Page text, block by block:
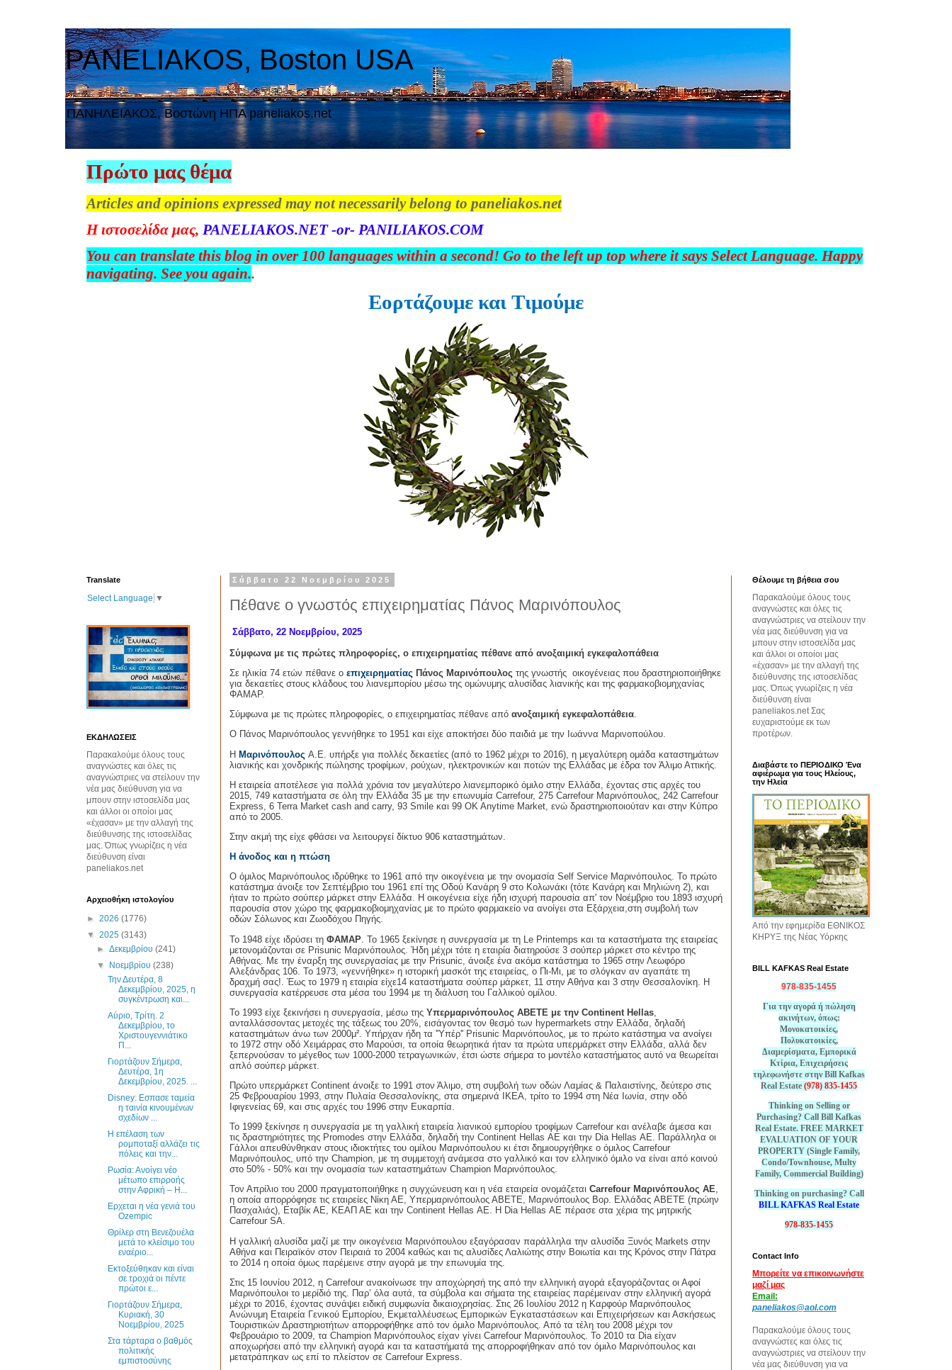
PANELIAKOS, Boston USA
ΠAΝΗΛΕΙΑΚΟΣ, Βοστώνη ΗΠΑ paneliakos.net
Πρώτο μας θέμα
Articles and opinions expressed may not necessarily belong to paneliakos.net
Η ιστοσελίδα μας, PANELIAKOS.NET -or- PANILIAKOS.COM
You can translate this blog in over 100 languages within a second! Go to the left up top where it says Select Language. Happy
navigating. See you again..
Εορτάζουμε και Tιμούμε
Σάββατο 22 Νοεμβρίου 2025
Πέθανε ο γνωστός επιχειρηματίας Πάνος Μαρινόπουλος
Σάββατο, 22 Νοεμβρίου, 2025
Σύμφωνα με τις πρώτες πληροφορίες, ο επιχειρηματίας πέθανε από ανοξαιμική εγκεφαλοπάθεια
Σε ηλικία 74 ετών πέθανε ο επιχειρηματίας Πάνος Μαρινόπουλος της γνωστής οικογένειας που δραστηριοποιήθηκε
για δεκαετίες στους κλάδους του λιανεμπορίου μέσω της ομώνυμης αλυσίδας λιανικής και της φαρμακοβιομηχανίας
ΦΑΜΑΡ.
Σύμφωνα με τις πρώτες πληροφορίες, ο επιχειρηματίας πέθανε από ανοξαιμική εγκεφαλοπάθεια.
Ο Πάνος Μαρινόπουλος γεννήθηκε το 1951 και είχε αποκτήσει δύο παιδιά με την Ιωάννα Μαρινοπούλου.
Η Μαρινόπουλος Α.Ε. υπήρξε για πολλές δεκαετίες (από το 1962 μέχρι το 2016), η μεγαλύτερη ομάδα καταστημάτων
λιανικής και χονδρικής πώλησης τροφίμων, ρούχων, ηλεκτρονικών και ποτών της Ελλάδας με έδρα τον Άλιμο Αττικής.
Η εταιρεία αποτέλεσε για πολλά χρόνια τον μεγαλύτερο λιανεμπορικό όμιλο στην Ελλάδα, έχοντας στις αρχές του
2015, 749 καταστήματα σε όλη την Ελλάδα 35 με την επωνυμία Carrefour, 275 Carrefour Μαρινόπουλος, 242 Carrefour
Express , 6 Terra Market cash and carry, 93 Smile και 99 OK Anytime Market , ενώ δραστηριοποιούταν και στην Κύπρο
από το 2005.
Στην ακμή της είχε φθάσει να λειτουργεί δίκτυο 906 καταστημάτων.
Η άνοδος και η πτώση
Ο όμιλος Μαρινόπουλος ιδρύθηκε το 1961 από την οικογένεια με την ονομασία Self Service Μαρινόπουλος. Το πρώτο
κατάστημα άνοιξε τον Σεπτέμβριο του 1961 επί της Οδού Κανάρη 9 στο Κολωνάκι (τότε Κανάρη και Μηλιώνη 2), και
ήταν το πρώτο σούπερ μάρκετ στην Ελλάδα. Η οικογένεια είχε ήδη ισχυρή παρουσία απ' τον Νοέμβριο του 1893 ισχυρή
παρουσία στον χώρο της φαρμακοβιομηχανίας με το πρώτο φαρμακείο να ανοίγει στα Εξάρχεια,στη συμβολή των
οδών Σόλωνος και Ζωοδόχου Πηγής.
Το 1948 είχε ιδρύσει τη ΦΑΜΑΡ . Το 1965 ξεκίνησε η συνεργασία με τη Le Printemps και τα καταστήματα της εταιρείας
μετονομάζονται σε Prisunic Μαρινόπουλος. Ήδη μέχρι τότε η εταιρία διατηρούσε 3 σούπερ μάρκετ στο κέντρο της
Αθήνας. Με την έναρξη της συνεργασίας με την Prisunic , άνοιξε ένα ακόμα κατάστημα το 1965 στην Λεωφόρο
Αλεξάνδρας 106. Το 1973, «γεννήθηκε» η ιστορική μασκότ της εταιρείας, ο Πι-Μι, με το σλόγκαν αν αγαπάτε τη
δραχμή σας!. Έως το 1979 η εταιρία είχε14 καταστήματα σούπερ μάρκετ, 11 στην Αθήνα και 3 στην Θεσσαλονίκη. Η
συνεργασία κατέρρευσε στα μέσα του 1994 με τη διάλυση του Γαλλικού ομίλου.
Το 1993 είχε ξεκινήσει η συνεργασία, μέσω της Υπερμαρινόπουλος ΑΒΕΤΕ με την Continent Hellas
ανταλλάσσοντας μετοχές της τάξεως του 20%, εισάγοντας τον θεσμό των hypermarkets στην Ελλάδα, δηλαδή
καταστημάτων άνω των 2000μ². Υπήρχαν ήδη τα ''Υπέρ'' Prisunic Μαρινόπουλος, με το πρώτο κατάστημα να ανοίγει
το 1972 στην οδό Χειμάρρας στο Μαρούσι, τα οποία θεωρητικά ήταν τα πρώτα υπερμάρκετ στην Ελλάδα, αλλά δεν
ξεπερνούσαν το μέγεθος των 1000-2000 τετραγωνικών, έτσι ώστε σήμερα το μοντέλο καταστήματος αυτό να θεωρείται
απλό σούπερ μάρκετ.
Πρώτο υπερμάρκετ Continent άνοιξε το 1991 στον Άλιμο, στη συμβολή των οδών Λαμίας & Παλαιστίνης, δεύτερο στις
25 Φεβρουαρίου 1993, στην Πυλαία Θεσσαλονίκης, στα σημερινά ΙΚΕΑ, τρίτο το 1994 στη Νέα Ιωνία, στην οδό
Ιφιγενείας 69, και στις αρχές του 1996 στην Ευκαρπία.
To 1999 ξεκίνησε η συνεργασία με τη γαλλική εταιρεία λιανικού εμπορίου τροφίμων Carrefour και ανέλαβε άμεσα και
τις δραστηριότητες της Promodes στην Ελλάδα, δηλαδή την Continent Hellas ΑΕ και την Dia Hellas ΑΕ. Παράλληλα οι
Γάλλοι απευθύνθηκαν στους ιδιοκτήτες του ομίλου Μαρινόπουλου κι έτσι δημιουργήθηκε ο όμιλος Carrefour
Μαρινόπουλος, υπό την Champion, με τη συμμετοχή ανάμεσα στο γαλλικό και τον ελληνικό όμιλο να είναι από κοινού
στο 50% - 50% και την ονομασία των καταστημάτων Champion Μαρινόπουλος.
Τον Απρίλιο του 2000 πραγματοποιήθηκε η συγχώνευση και η νέα εταιρεία ονομάζεται Carrefour Μαρινόπουλος ΑΕ,
η οποία απορρόφησε τις εταιρείες Νίκη ΑΕ, Υπερμαρινόπουλος ΑΒΕΤΕ, Μαρινόπουλος Βορ. Ελλάδας ABETE (πρώην
Πασχαλιάς), Εταβίκ ΑΕ, ΚΕΑΠ ΑΕ και την Continent Hellas ΑΕ. Η Dia Hellas ΑΕ πέρασε στα χέρια της μητρικής
Carrefour SA.
Η γαλλική αλυσίδα μαζί με την οικογένεια Μαρινόπουλου εξαγόρασαν παράλληλα την αλυσίδα Ξυνός Markets στην
Αθήνα και Πειραϊκόν στον Πειραιά το 2004 καθώς και τις αλυσίδες Λαλιώτης στην Βοιωτία και της Κρόνος στην Πάτρα
το 2014 η οποία όμως παρέμεινε στην αγορά με την επωνυμία της.
Στις 15 Ιουνίου 2012, η Carrefour ανακοίνωσε την αποχώρησή της από την ελληνική αγορά εξαγοράζοντας οι Αφοί
Μαρινόπουλοι το μερίδιό της. Παρ’ όλα αυτά, τα σύμβολα και σήματα της εταιρείας παρέμειναν στην ελληνική αγορά
μέχρι το 2016, έχοντας συνάψει ειδική συμφωνία δικαιοχρησίας. Στις 26 Ιουλίου 2012 η Καρφούρ Μαρινόπουλος
Ανώνυμη Εταιρεία Γενικού Εμπορίου, Εκμεταλλέυσεως Εμπορικών Εγκαταστάσεων και Επιχειρήσεων και Ασκήσεως
Τουριστικών Δραστηριοτήτων απορροφήθηκε από τον όμιλο Μαρινόπουλος. Από τα τέλη του 2008 μέχρι τον
Φεβρουάριο το 2009, τα Champion Μαρινόπουλος είχαν γίνει Carrefour Μαρινόπουλος. Το 2010 τα Dia είχαν
αποχωρήσει από την ελληνική αγορά και τα καταστήματά της απορροφήθηκαν από τον όμιλο Μαρινόπουλος και
μετατράπηκαν ως επί το πλείστον σε Carrefour Express
Translate
Select Language ▼
ΕΚΔΗΛΩΣΕΙΣ
Παρακαλούμε όλους τους
αναγνώστες και όλες τις
αναγνώστριες να στείλουν την
νέα μας διεύθυνση για να
μπουν στην ιστοσελίδα μας
και άλλοι οι οποίοι μας
«έχασαν» με την αλλαγή της
διεύθυνσης της ιστοσελίδας
μας. Όπως γνωρίζεις η νέα
διεύθυνση είναι
paneliakos.net
Αρχειοθήκη ιστολογίου
► 2026 (1776)
▼ 2025 (3143)
►Δεκεμβρίου(241)
▼ Νοεμβρίου(238)
Την Δευτέρα, 8
Δεκεμβρίου, 2025, η
συγκέντρωση και...
Αύριο, Τρίτη. 2
Δεκεμβρίου, το
Χριστουγεννιάτικο
Π...
Γιορτάζουν Σήμερα,
Δευτέρα, 1η
Δεκεμβρίου, 2025. ...
Disney: Εσπασε ταμεία
η ταινία κινουμένων
σχεδίων ...
Η επέλαση των
ρομποταξί αλλάζει τις
πόλεις και την...
Ρωσία: Ανοίγει νέο
μέτωπο επιρροής
στην Αφρική – Η...
Ερχεται η νέα γενιά του
Ozempic
Θρίλερ στη Βενεζουέλα
μετά το κλείσιμο του
εναέριο...
Εκτοξεύθηκαν και είναι
σε τροχιά οι πέντε
πρώτοι ε...
Γιορτάζουν Σήμερα,
Κυριακή, 30
Νοεμβρίου, 2025
Στα τάρταρα ο βαθμός
πολιτικής
εμπιστοσύνης
Θέλουμε τη βήθεια σου
Παρακαλούμε όλους τους
αναγνώστες και όλες τις
αναγνώστριες να στείλουν την
νέα μας διεύθυνση για να
μπουν στην ιστοσελίδα μας
και άλλοι οι οποίοι μας
«έχασαν» με την αλλαγή της
διεύθυνσης της ιστοσελίδας
μας. Όπως γνωρίζεις η νέα
διεύθυνση είναι
paneliakos.net Σας
ευχαριστούμε εκ των
προτέρων.
Διαβάστε το ΠΕΡΙΟΔΙΚΟ Ένα
αφιέρωμα για τους Ηλείους,
την Ηλεία
Από την εφημερίδα ΕΘΝΙΚΟΣ
ΚΗΡΥΞ της Νέας Υόρκης
BILL KAFKAS Real Estate
978-835-1455
Για την αγορά ή πώληση
ακινήτων, όπως:
Μονοκατοικίες,
Πολυκατοικίες,
Διαμερίσματα, Εμπορικά
Κτίρια, Επιχειρήσεις
τηλεφωνήστε στην Bill Kafkas
Real Estate (978) 835-1455
Thinking on Selling or
Purchasing? Call Bill Kafkas
Real Estate. FREE MARKET
EVALUATION OF YOUR
PROPERTY (Single Family,
Condo/Townhouse, Multy
Family, Commercial Building)
Thinking on purchasing? Call
BILL KAFKAS Real Estate
978-835-1455
Contact Info
Μπορείτε να επικοινωνήστε
μαζί μας
Email:
paneliakos@aol.com
Παρακαλούμε όλους τους
αναγνώστες και όλες τις
αναγνώστριες να στείλουν την
νέα μας διεύθυνση για να